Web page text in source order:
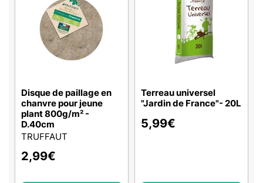
Disque de paillage en
chanvre pour jeune
plant 800g/m² -
D.40cm
TRUFFAUT
2,99€
Terreau universel
"Jardin de France"- 20L
5,99€